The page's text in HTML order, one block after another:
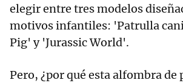
elegir entre tres modelos
motivos infantiles: 'Patrulla
Pig' y 'Jurassic World'.
Pero, ¿por qué esta alfombra de